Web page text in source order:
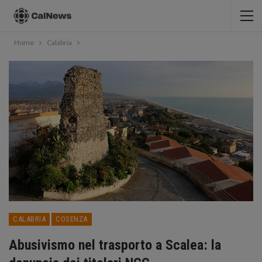
Home Calabria
CALABRIA COSENZA
Abusivismo nel trasporto a Scalea: la